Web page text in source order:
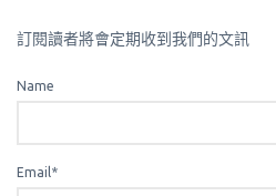
訂閱讀者將會定期收到我們的文訊
Name
Email*